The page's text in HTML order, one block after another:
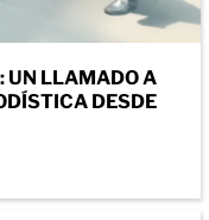
UN LLAMADO A
DESDE